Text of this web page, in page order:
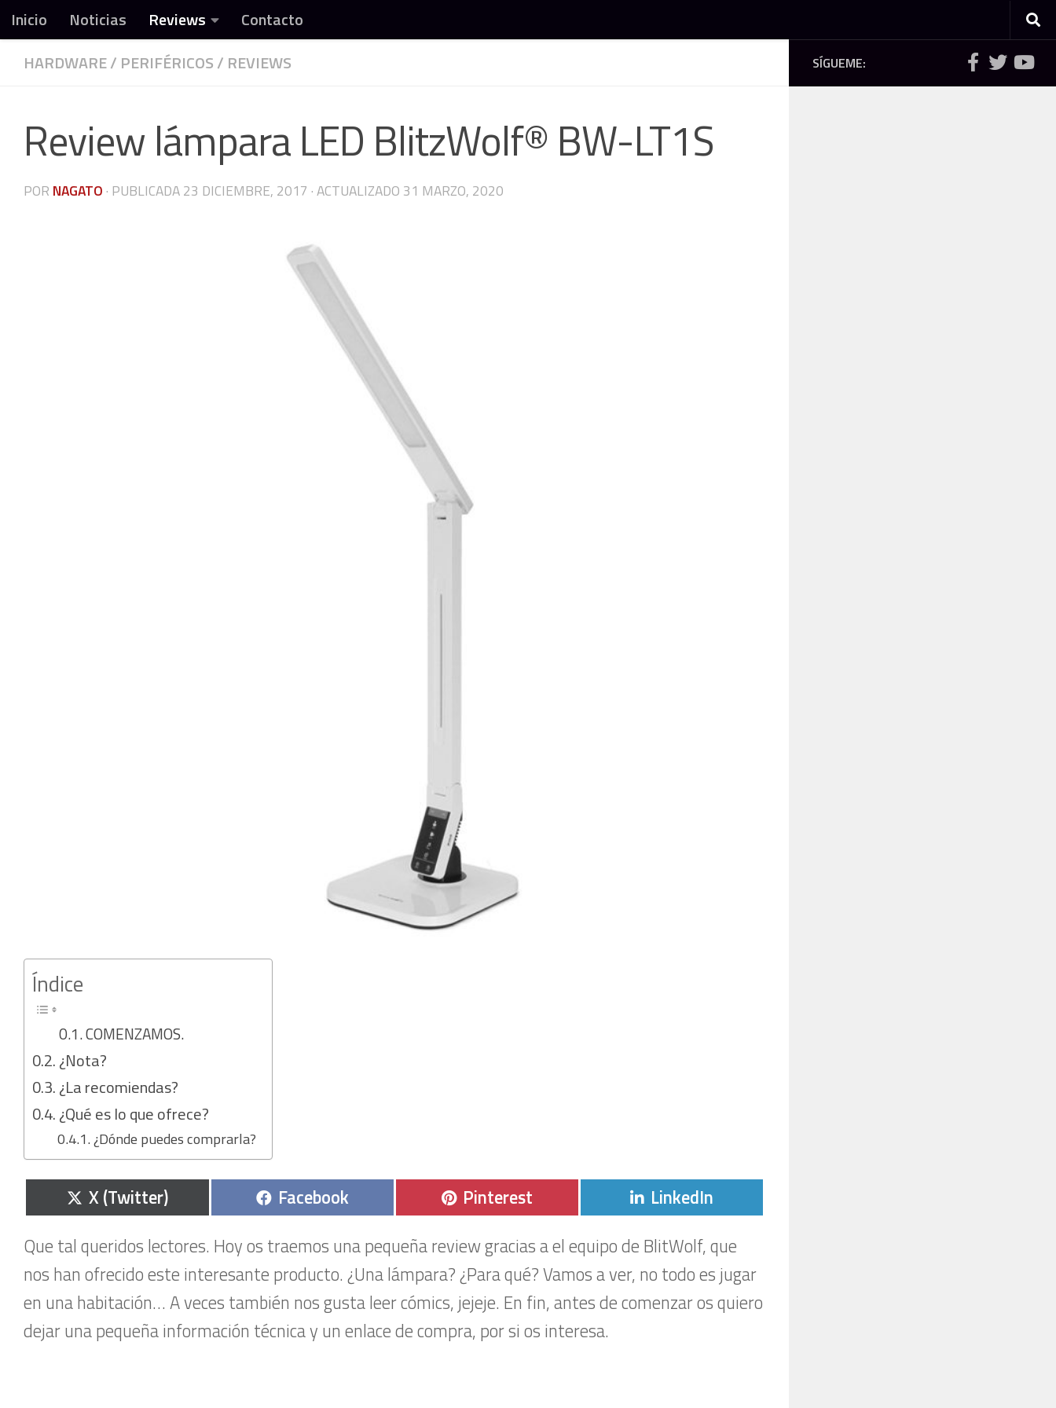
Debajo del contenido
Inicio Noticias Reviews Contacto
HARDWARE/ PERIFÉRICOS/ REVIEWS
Review lámpara LED BlitzWolf® BW-LT1S
POR NAGATO · PUBLICADA23 DICIEMBRE, 2017 · ACTUALIZADO 31 MARZO, 2020
Índice
COMENZAMOS.
¿Nota?
¿La recomiendas?
¿Qué es lo que ofrece?
¿Dónde puedes comprarla?
Compartir
en
X (Twitter) Compartir
en
Facebook Compartir
en
Pinterest Compartir
en
LinkedIn
Que tal queridos lectores. Hoy os traemos una pequeña review gracias a el equipo de BlitWolf, que
nos han ofrecido este interesante producto. ¿Una lámpara? ¿Para qué? Vamos a ver, no todo es jugar
en una habitación… A veces también nos gusta leer cómics, jejeje. En fin, antes de comenzar os quiero
dejar una pequeña información técnica y un enlace de compra, por si os interesa.
SÍGUEME: